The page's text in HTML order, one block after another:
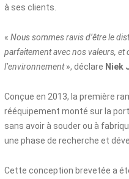
à ses clients.
« Nous sommes ravis d’être le
parfaitement avec nos valeurs, et
l’environnement», déclare Niek
Conçue en 2013, la première
rééquipement monté sur la
sans avoir à souder ou à
une phase de recherche et
Cette conception brevetée a